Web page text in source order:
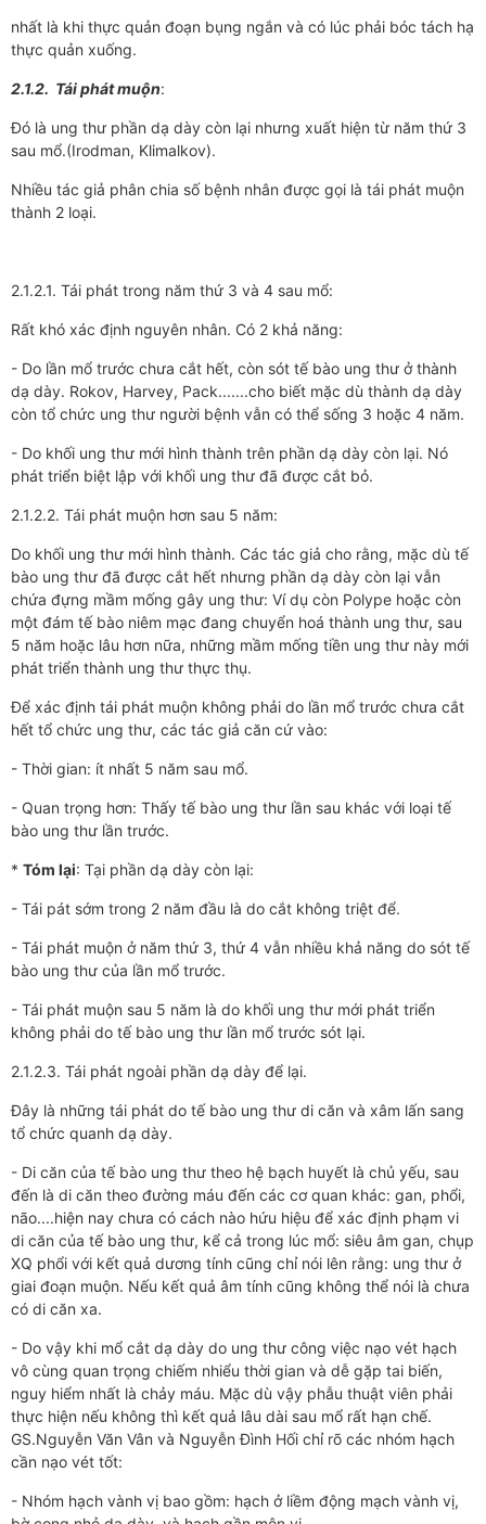
nhất là khi thực quản đoạn bụng ngắn và có lúc phải bóc tách hạ
thực quản xuống.
2.1.2. Tái phát muộn:
Đó là ung thư phần dạ dày còn lại nhưng xuất hiện từ năm thứ 3
sau mổ.(Irodman, Klimalkov).
Nhiều tác giả phân chia số bệnh nhân được gọi là tái phát muộn
thành 2 loại.
2.1.2.1. Tái phát trong năm thứ 3 và 4 sau mổ:
Rất khó xác định nguyên nhân. Có 2 khả năng:
- Do lần mổ trước chưa cắt hết, còn sót tế bào ung thư ở thành
dạ dày. Rokov, Harvey, Pack.......cho biết mặc dù thành dạ dày
còn tổ chức ung thư người bệnh vẫn có thể sống 3 hoặc 4 năm.
- Do khối ung thư mới hình thành trên phần dạ dày còn lại. Nó
phát triển biệt lập với khối ung thư đã được cắt bỏ.
2.1.2.2. Tái phát muộn hơn sau 5 năm:
Do khối ung thư mới hình thành. Các tác giả cho rằng, mặc dù tế
bào ung thư đã được cắt hết nhưng phần dạ dày còn lại vẫn
chứa đựng mầm mống gây ung thư: Ví dụ còn Polype hoặc còn
một đám tế bào niêm mạc đang chuyển hoá thành ung thư, sau
5 năm hoặc lâu hơn nữa, những mầm mống tiền ung thư này mới
phát triển thành ung thư thực thụ.
Để xác định tái phát muộn không phải do lần mổ trước chưa cắt
hết tổ chức ung thư, các tác giả căn cứ vào:
- Thời gian: ít nhất 5 năm sau mổ.
- Quan trọng hơn: Thấy tế bào ung thư lần sau khác với loại tế
bào ung thư lần trước.
* Tóm lại: Tại phần dạ dày còn lại:
- Tái pát sớm trong 2 năm đầu là do cắt không triệt để.
- Tái phát muộn ở năm thứ 3, thứ 4 vẫn nhiều khả năng do sót tế
bào ung thư của lần mổ trước.
- Tái phát muộn sau 5 năm là do khối ung thư mới phát triển
không phải do tế bào ung thư lần mổ trước sót lại.
2.1.2.3. Tái phát ngoài phần dạ dày để lại.
Đây là những tái phát do tế bào ung thư di căn và xâm lấn sang
tổ chức quanh dạ dày.
- Di căn của tế bào ung thư theo hệ bạch huyết là chủ yếu, sau
đến là di căn theo đường máu đến các cơ quan khác: gan, phổi,
não....hiện nay chưa có cách nào hứu hiệu để xác định phạm vi
di căn của tế bào ung thư, kể cả trong lúc mổ: siêu âm gan, chụp
XQ phổi với kết quả dương tính cũng chỉ nói lên rằng: ung thư ở
giai đoạn muộn. Nếu kết quả âm tính cũng không thể nói là chưa
có di căn xa.
- Do vậy khi mổ cắt dạ dày do ung thư công việc nạo vét hạch
vô cùng quan trọng chiếm nhiểu thời gian và dễ gặp tai biến,
nguy hiểm nhất là chảy máu. Mặc dù vậy phẫu thuật viên phải
thực hiện nếu không thì kết quả lâu dài sau mổ rất hạn chế.
GS.Nguyễn Văn Vân và Nguyễn Đình Hối chỉ rõ các nhóm hạch
cần nạo vét tốt:
- Nhóm hạch vành vị bao gồm: hạch ở liềm động mạch vành vị,